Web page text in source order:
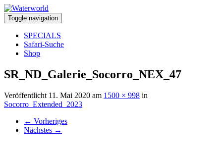
Toggle navigation
SPECIALS
Safari-Suche
Shop
SR_ND_Galerie_Socorro_NEX_47
Veröffentlicht 11. Mai 2020 am 1500 × 998 in
Socorro_Extended_2023
← Vorheriges
Nächstes →